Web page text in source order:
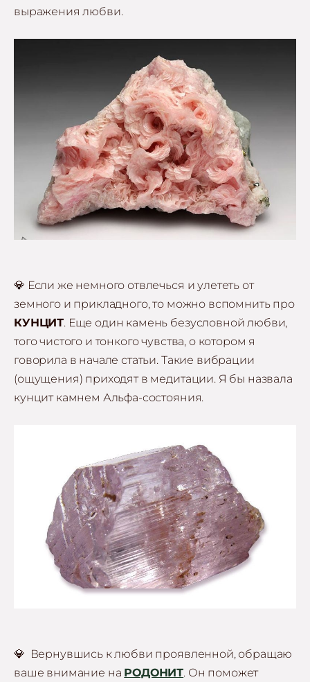
выражения любви.
💎 Если же немного отвлечься и улететь от
земного и прикладного, то можно вспомнить про
КУНЦИТ. Еще один камень безусловной любви,
того чистого и тонкого чувства, о котором я
говорила в начале статьи. Такие вибрации
(ощущения) приходят в медитации. Я бы назвала
кунцит камнем Альфа-состояния.
💎 Вернувшись к любви проявленной, обращаю
ваше внимание на РОДОНИТ. Он поможет